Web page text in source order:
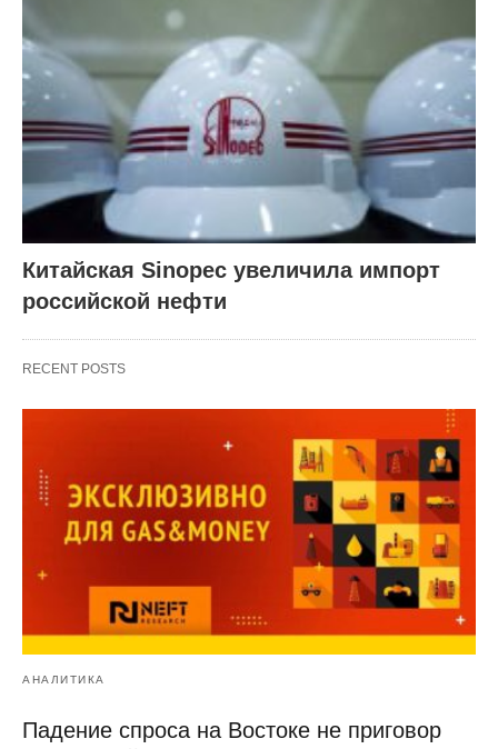
Китайская Sinopec увеличила импорт
российской нефти
RECENT POSTS
АНАЛИТИКА
Падение спроса на Востоке не приговор